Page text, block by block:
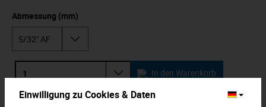
Abmessung (mm)
In den Warenkorb
Zum Merkzettel hinzufügen
Einwilligung zu Cookies & Daten